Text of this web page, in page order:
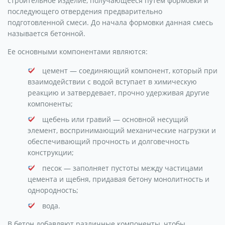
последующего отвердения предварительно
подготовленной смеси. До начала формовки данная смесь
называется бетонной.
Ее основными компонентами являются:
цемент — соединяющий компонент, который при
взаимодействии с водой вступает в химическую
реакцию и затвердевает, прочно удерживая другие
компоненты;
щебень или гравий — основной несущий
элемент, воспринимающий механические нагрузки и
обеспечивающий прочность и долговечность
конструкции;
песок — заполняет пустоты между частицами
цемента и щебня, придавая бетону монолитность и
однородность;
вода.